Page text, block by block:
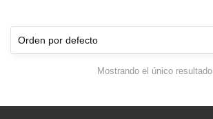
Mostrando el único resultado